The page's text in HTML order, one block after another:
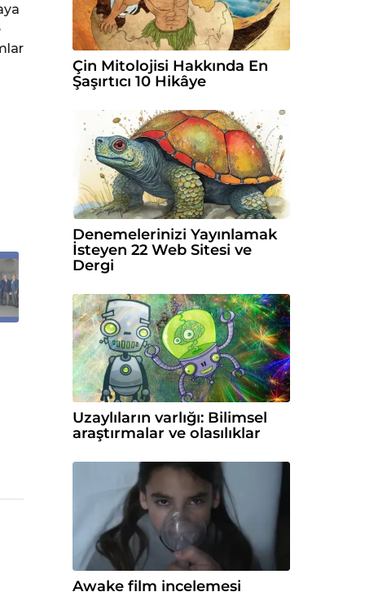
Çin Mitolojisi Hakkında En
Şaşırtıcı 10 Hikâye
Denemelerinizi Yayınlamak
İsteyen 22 Web Sitesi ve
Dergi
Uzaylıların varlığı: Bilimsel
araştırmalar ve olasılıklar
Awake film incelemesi